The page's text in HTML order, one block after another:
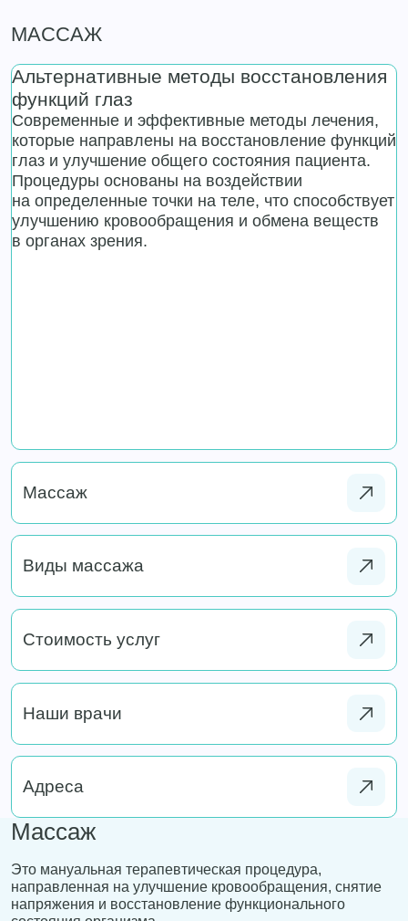
МАССАЖ
Альтернативные методы восстановления
функций глаз
Современные и эффективные методы лечения,
которые направлены на восстановление функций
глаз и улучшение общего состояния пациента.
Процедуры основаны на воздействии
на определенные точки на теле, что способствует
улучшению кровообращения и обмена веществ
в органах зрения.
Массаж
Виды массажа
Стоимость услуг
Наши врачи
Адреса
Массаж
Это мануальная терапевтическая процедура,
направленная на улучшение кровообращения, снятие
напряжения и восстановление функционального